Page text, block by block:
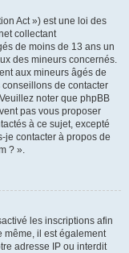
Act ») est une loi des
collectant
de moins de 13 ans un
des mineurs concernés.
aux mineurs âgés de
de contacter
noter que phpBB
pas vous proposer
à ce sujet, excepté
je contacter à propos de
? ».
les inscriptions afin
même, il est également
adresse IP ou interdit